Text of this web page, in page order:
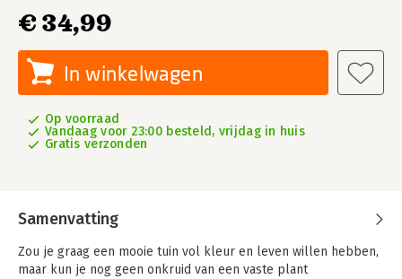
€ 34,99
In winkelwagen
Op voorraad
Vandaag voor 23:00 besteld, vrijdag in huis
Gratis verzonden
Samenvatting
Zou je graag een mooie tuin vol kleur en leven willen hebben,
maar kun je nog geen onkruid van een vaste plant